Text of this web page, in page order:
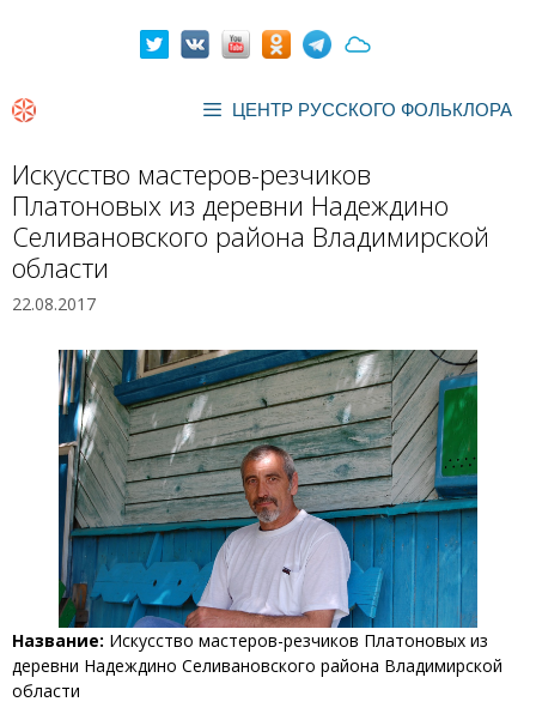
ЦЕНТР РУССКОГО ФОЛЬКЛОРА
Искусство мастеров-резчиков
Платоновых из деревни Надеждино
Селивановского района Владимирской
области
22.08.2017
Название: Искусство мастеров-резчиков Платоновых из
деревни Надеждино Селивановского района Владимирской
области